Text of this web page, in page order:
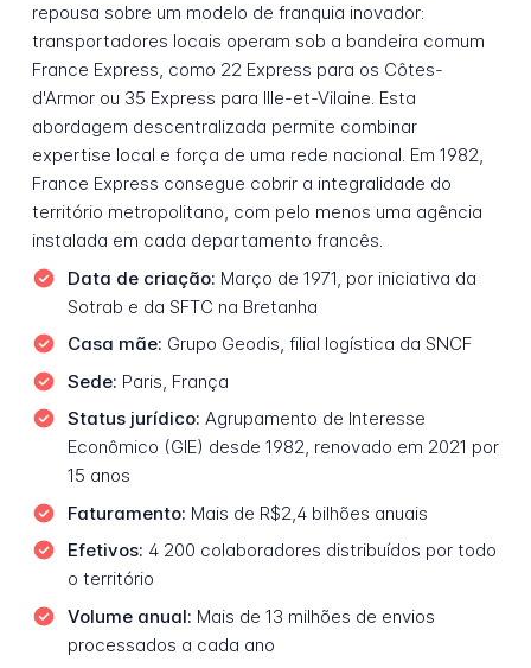
repousa sobre um modelo de franquia inovador:
transportadores locais operam sob a bandeira comum
France Express, como 22 Express para os Côtes-
d'Armor ou 35 Express para Ille-et-Vilaine. Esta
abordagem descentralizada permite combinar
expertise local e força de uma rede nacional. Em 1982,
France Express consegue cobrir a integralidade do
território metropolitano, com pelo menos uma agência
instalada em cada departamento francês.
Data de criação: Março de 1971, por iniciativa da
Sotrab e da SFTC na Bretanha
Casa mãe: Grupo Geodis, filial logística da SNCF
Sede: Paris, França
Status jurídico: Agrupamento de Interesse
Econômico (GIE) desde 1982, renovado em 2021 por
15 anos
Faturamento: Mais de R$2,4 bilhões anuais
Efetivos: 4 200 colaboradores distribuídos por todo
o território
Volume anual: Mais de 13 milhões de envios
processados a cada ano